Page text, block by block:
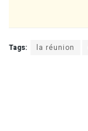
Tags: la réunion